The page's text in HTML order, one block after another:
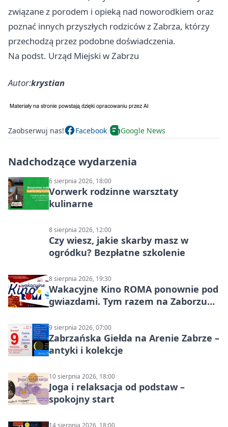
związane z porodem i opieką nad noworodkiem oraz
poznać innych przyszłych rodziców z Zabrza, którzy
przechodzą przez podobne doświadczenia.
Na podst. Urząd Miejski w Zabrzu
Autor:krystian
Zaobserwuj nas! Facebook Google News
Nadchodzące wydarzenia
6 sierpnia 2026, 18:00
Vorwerk rodzinne warsztaty
kulinarne
8 sierpnia 2026, 12:00
Czy wiesz, jakie skarby masz w
ogródku? Bezpłatne szkolenie
8 sierpnia 2026, 19:30
Wakacyjne Kino ROMA ponownie pod
gwiazdami. Tym razem na Zaborzu
9 sierpnia 2026, 07:00
Zabrzańska Giełda na Arenie Zabrze –
antyki i kolekcje
10 sierpnia 2026, 18:00
Joga i relaksacja od podstaw –
spokojny start